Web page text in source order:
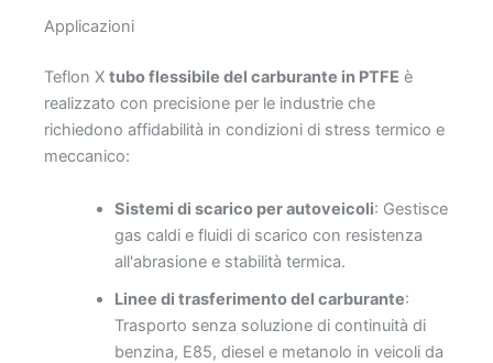
Applicazioni
Teflon X tubo flessibile del carburante in PTFE è
realizzato con precisione per le industrie che
richiedono affidabilità in condizioni di stress termico e
meccanico:
Sistemi di scarico per autoveicoli: Gestisce
gas caldi e fluidi di scarico con resistenza
all'abrasione e stabilità termica.
Linee di trasferimento del carburante:
Trasporto senza soluzione di continuità di
benzina, E85, diesel e metanolo in veicoli da